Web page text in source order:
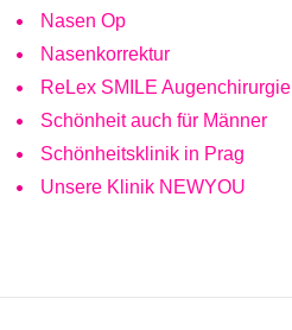
Nasen Op
Nasenkorrektur
ReLex SMILE Augenchirurgie
Schönheit auch für Männer
Schönheitsklinik in Prag
Unsere Klinik NEWYOU